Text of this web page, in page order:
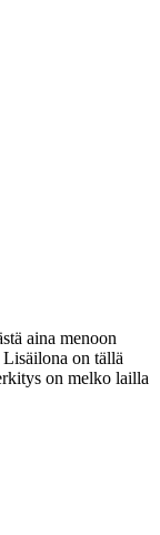
aina menoon
on tällä
on melko lailla